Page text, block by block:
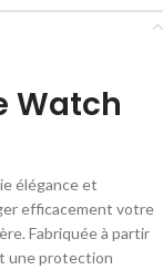
Watch
élégance et
efficacement votre
Fabriquée à partir
une protection